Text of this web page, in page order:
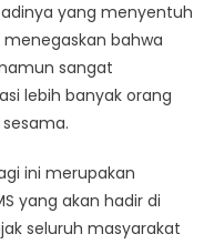
yang menyentuh
bahwa
sangat
lebih banyak orang
ini merupakan
yang akan hadir di
seluruh masyarakat